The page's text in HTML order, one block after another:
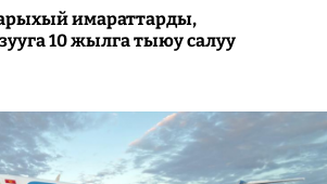
имараттарды,
10 жылга тыюу салуу